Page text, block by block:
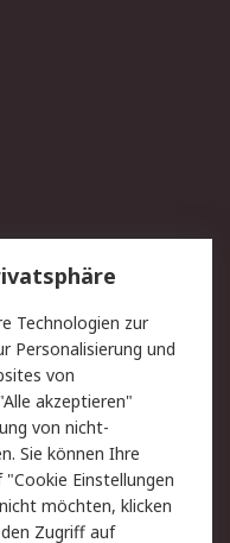
Technologien zur
Personalisierung und
von
akzeptieren"
von nicht-
Sie können Ihre
Einstellungen
möchten, klicken
Zugriff auf